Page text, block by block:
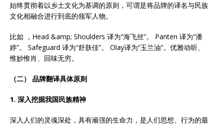
始终贯彻着以乡土文化为基调的原则，可谓是将品牌的译名与民族
文化相融合进行到底的领军人物。
比如 ，Head &amp; Shoulders 译为“海飞丝”。 Panten 译为“潘
婷”。 Safeguard 译为“舒肤佳”。 Olay译为“玉兰油”。优雅动听、
惟妙惟肖、回味无穷。
（二） 品牌翻译具体原则
1. 深入挖掘我国民族精神
深入人们的灵魂深处，具有顽强的生命力，是人们思想、行为的最